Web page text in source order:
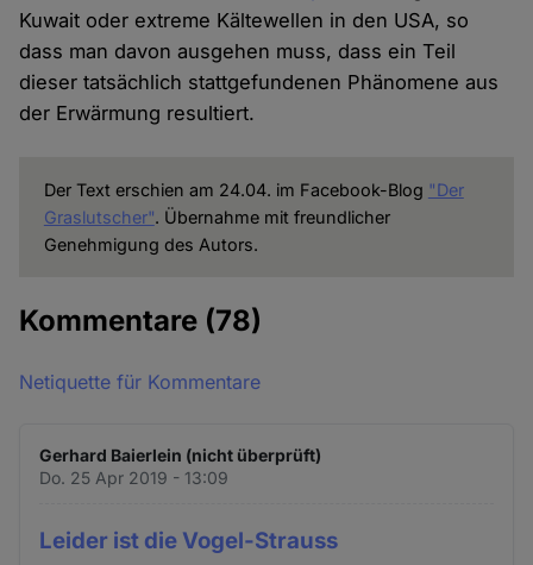
Kuwait oder extreme Kältewellen in den USA, so
dass man davon ausgehen muss, dass ein Teil
dieser tatsächlich stattgefundenen Phänomene aus
der Erwärmung resultiert.
Der Text erschien am 24.04. im Facebook-Blog "Der
Graslutscher". Übernahme mit freundlicher
Genehmigung des Autors.
Kommentare (78)
Netiquette für Kommentare
Gerhard Baierlein (nicht überprüft)
Do. 25 Apr 2019 - 13:09
Leider ist die Vogel-Strauss